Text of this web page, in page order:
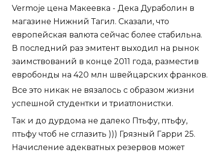
Vermoje цена Макеевка - Дека Дураболин в
магазине Нижний Тагил. Сказали, что
европейская валюта сейчас более стабильна.
В последний раз эмитент выходил на рынок
заимствований в конце 2011 года, разместив
евробонды на 420 млн швейцарских франков.
Все это никак не вязалось с образом жизни
успешной студентки и триатлонистки.
Так и до дурдома не далеко Птьфу, птьфу,
птьфу чтоб не сглазить ))) Грязный Гарри 25.
Начисление адекватных резервов может